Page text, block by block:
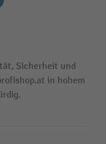
Sicherheit und
in hohem